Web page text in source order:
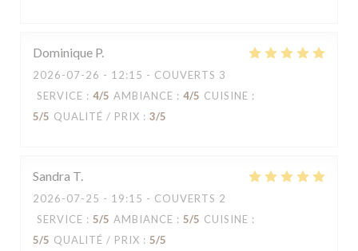
Dominique P
2026-07-26 - 12:15 - COUVERTS 3
SERVICE : 4/5 AMBIANCE : 4/5 CUISINE :
5/5 QUALITÉ / PRIX : 3/5
Sandra T
2026-07-25 - 19:15 - COUVERTS 2
SERVICE : 5/5 AMBIANCE : 5/5 CUISINE :
5/5 QUALITÉ / PRIX : 5/5